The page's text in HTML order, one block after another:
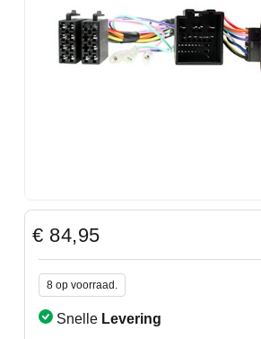
€ 84,95
8 op voorraad.
Snelle Levering